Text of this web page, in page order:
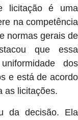
licitação é uma
na competência
normas gerais de
que essa
dos
e está de acordo
as licitações.
da decisão. Ela